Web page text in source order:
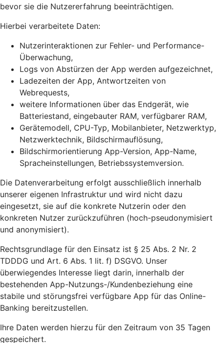
bevor sie die Nutzererfahrung beeinträchtigen.
Hierbei verarbeitete Daten:
Nutzerinteraktionen zur Fehler- und Performance-
Überwachung,
Logs von Abstürzen der App werden aufgezeichnet,
Ladezeiten der App, Antwortzeiten von
Webrequests,
weitere Informationen über das Endgerät, wie
Batteriestand, eingebauter RAM, verfügbarer RAM,
Gerätemodell, CPU-Typ, Mobilanbieter, Netzwerktyp,
Netzwerktechnik, Bildschirmauflösung,
Bildschirmorientierung App-Version, App-Name,
Spracheinstellungen, Betriebssystemversion.
Die Datenverarbeitung erfolgt ausschließlich innerhalb
unserer eigenen Infrastruktur und wird nicht dazu
eingesetzt, sie auf die konkrete Nutzerin oder den
konkreten Nutzer zurückzuführen (hoch-pseudonymisiert
und anonymisiert).
Rechtsgrundlage für den Einsatz ist § 25 Abs. 2 Nr. 2
TDDDG und Art. 6 Abs. 1 lit. f) DSGVO. Unser
überwiegendes Interesse liegt darin, innerhalb der
bestehenden App-Nutzungs-/Kundenbeziehung eine
stabile und störungsfrei verfügbare App für das Online-
Banking bereitzustellen.
Ihre Daten werden hierzu für den Zeitraum von 35 Tagen
gespeichert.